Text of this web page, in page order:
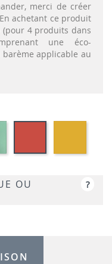
merci de créer
achetant ce produit
(pour 4 produits dans
une éco-
applicable au
Vert
Corail
OU
?